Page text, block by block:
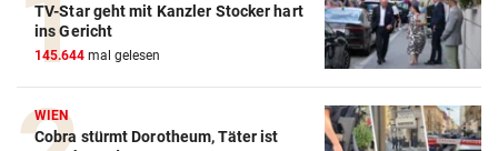
TV-Star geht mit Kanzler Stocker hart
ins Gericht
145.644 mal gelesen
WIEN
Cobra stürmt Dorotheum, Täter ist